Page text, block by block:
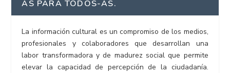
AS PARA TODOS-AS.
La información cultural es un compromiso de los medios,
profesionales y colaboradores que desarrollan una
labor transformadora y de madurez social que permite
elevar la capacidad de percepción de la ciudadanía.